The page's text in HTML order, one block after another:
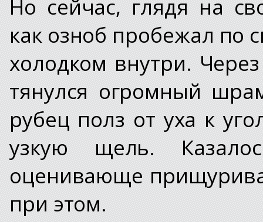
Но сейчас, глядя на
как озноб пробежал по
холодком внутри.
тянулся огромный
рубец полз от уха к
узкую щель.
оценивающе
при этом.